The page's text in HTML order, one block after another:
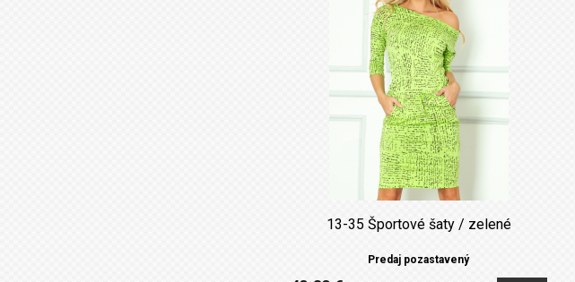
13-35 Športové šaty / zelené
Predaj pozastavený